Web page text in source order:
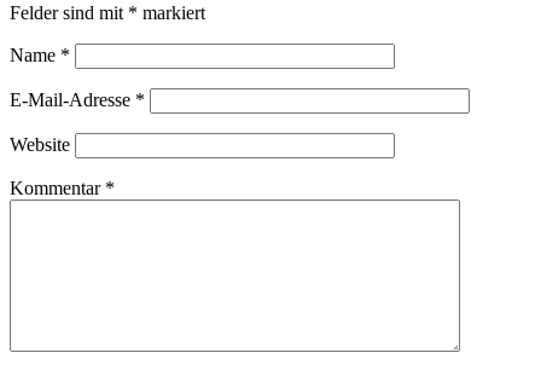
Felder sind mit * markiert
Name *
E-Mail-Adresse *
Website
Kommentar *